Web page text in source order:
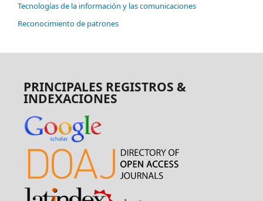
Tecnologías de la información y las comunicaciones
Reconocimiento de patrones
PRINCIPALES REGISTROS &
INDEXACIONES